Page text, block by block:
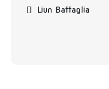
Liun Battaglia